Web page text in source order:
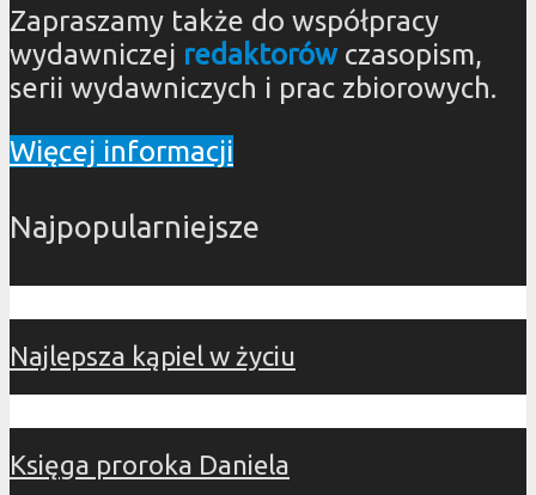
Zapraszamy także do współpracy
wydawniczej redaktorówczasopism,
serii wydawniczych i prac zbiorowych.
Więcej informacji
Najpopularniejsze
Najlepsza kąpiel w życiu
Księga proroka Daniela